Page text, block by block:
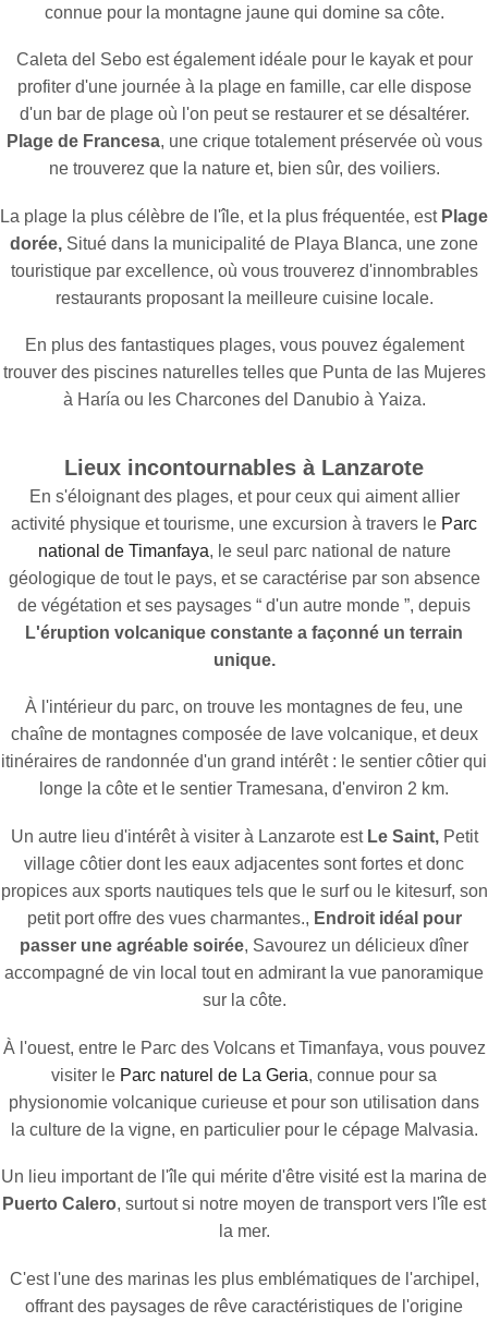
connue pour la montagne jaune qui domine sa côte.
Caleta del Sebo est également idéale pour le kayak et pour
profiter d'une journée à la plage en famille, car elle dispose
d'un bar de plage où l'on peut se restaurer et se désaltérer.
Plage de Francesa, une crique totalement préservée où vous
ne trouverez que la nature et, bien sûr, des voiliers.
La plage la plus célèbre de l'île, et la plus fréquentée, estPlage
dorée, Situé dans la municipalité de Playa Blanca, une zone
touristique par excellence, où vous trouverez d'innombrables
restaurants proposant la meilleure cuisine locale.
En plus des fantastiques plages, vous pouvez également
trouver des piscines naturelles telles que Punta de las Mujeres
à Haría ou les Charcones del Danubio à Yaiza.
Lieux incontournables à Lanzarote
En s'éloignant des plages, et pour ceux qui aiment allier
activité physique et tourisme, une excursion à travers le Parc
national de Timanfaya, le seul parc national de nature
géologique de tout le pays, et se caractérise par son absence
de végétation et ses paysages “ d'un autre monde ”, depuis
L'éruption volcanique constante a façonné un terrain
unique.
À l'intérieur du parc, on trouve les montagnes de feu, une
chaîne de montagnes composée de lave volcanique, et deux
itinéraires de randonnée d'un grand intérêt : le sentier côtier qui
longe la côte et le sentier Tramesana, d'environ 2 km.
Un autre lieu d'intérêt à visiter à Lanzarote est Le Saint,Petit
village côtier dont les eaux adjacentes sont fortes et donc
propices aux sports nautiques tels que le surf ou le kitesurf, son
petit port offre des vues charmantes., Endroit idéal pour
passer une agréable soirée, Savourez un délicieux dîner
accompagné de vin local tout en admirant la vue panoramique
sur la côte.
À l'ouest, entre le Parc des Volcans et Timanfaya, vous pouvez
visiter le Parc naturel de La Geria, connue pour sa
physionomie volcanique curieuse et pour son utilisation dans
la culture de la vigne, en particulier pour le cépage Malvasia.
Un lieu important de l'île qui mérite d'être visité est la marina de
Puerto Calero, surtout si notre moyen de transport vers l'île est
la mer.
C'est l'une des marinas les plus emblématiques de l'archipel,
offrant des paysages de rêve caractéristiques de l'origine